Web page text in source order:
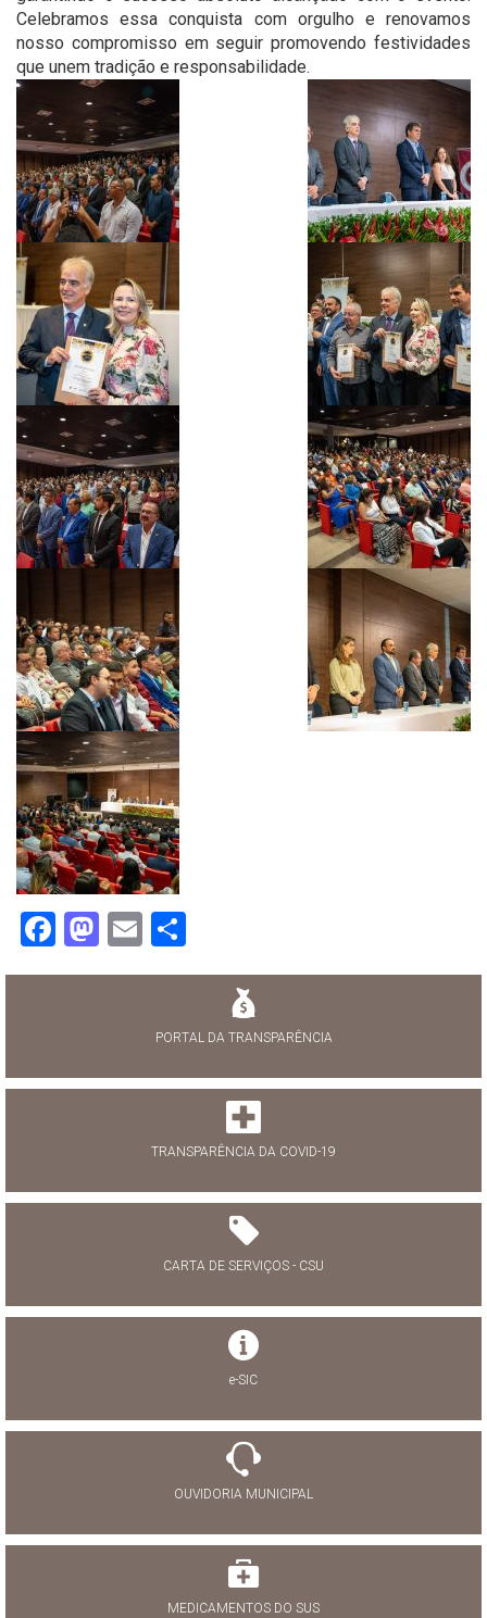
Celebramos essa conquista com orgulho e renovamos
nosso compromisso em seguir promovendo festividades
que unem tradição e responsabilidade.
Facebook
Mastodon
Email
PORTAL DA TRANSPARÊNCIA
TRANSPARÊNCIA DA COVID-19
CARTA DE SERVIÇOS - CSU
e-SIC
OUVIDORIA MUNICIPAL
MEDICAMENTOS DO SUS